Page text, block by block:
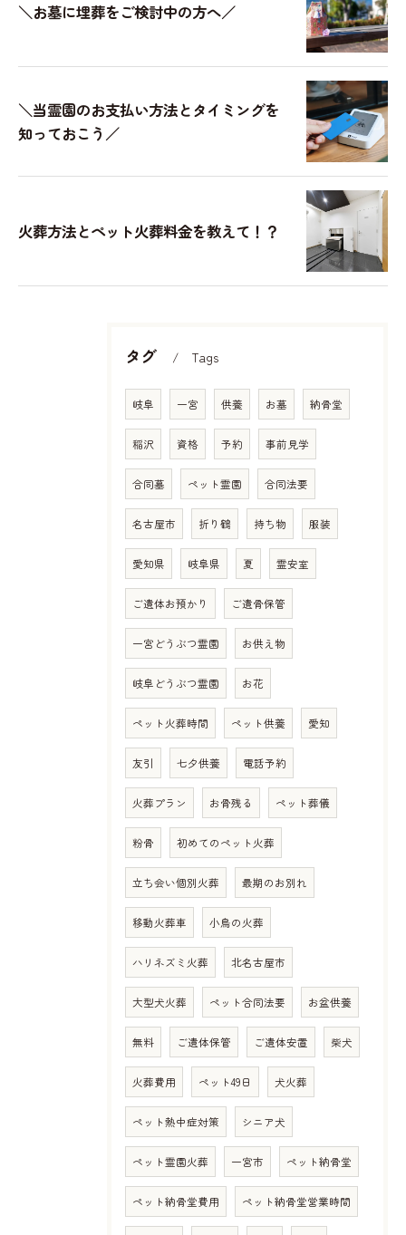
＼お墓に埋葬をご検討中の方へ／
＼当霊園のお支払い方法とタイミングを
知っておこう／
火葬方法とペット火葬料金を教えて！？
タグ Tags
岐阜 一宮 供養 お墓 納骨堂
稲沢 資格 予約 事前見学
合同墓 ペット霊園 合同法要
名古屋市 折り鶴 持ち物 服装
愛知県 岐阜県 夏 霊安室
ご遺体お預かり ご遺骨保管
一宮どうぶつ霊園 お供え物
岐阜どうぶつ霊園 お花
ペット火葬時間 ペット供養 愛知
友引 七夕供養 電話予約
火葬プラン お骨残る ペット葬儀
粉骨 初めてのペット火葬
立ち会い個別火葬 最期のお別れ
移動火葬車 小鳥の火葬
ハリネズミ火葬 北名古屋市
大型犬火葬 ペット合同法要 お盆供養
無料 ご遺体保管 ご遺体安置 柴犬
火葬費用 ペット49日 犬火葬
ペット熱中症対策 シニア犬
ペット霊園火葬 一宮市 ペット納骨堂
ペット納骨堂費用 ペット納骨堂営業時間